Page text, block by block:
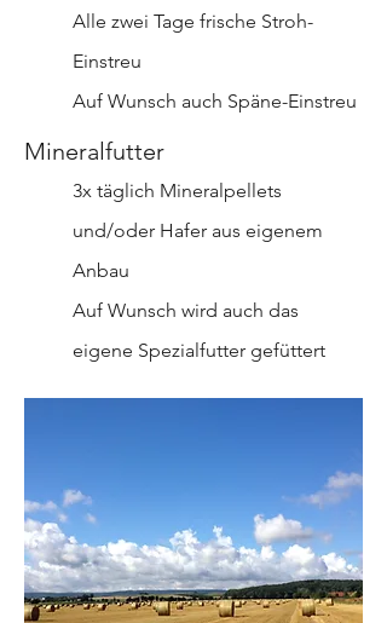
Alle zwei Tage frische Stroh-
Einstreu
Auf Wunsch auch Späne-Einstreu
Mineralfutter
3x täglich Mineralpellets
und/oder Hafer aus eigenem
Anbau
Auf Wunsch wird auch das
eigene Spezialfutter gefüttert